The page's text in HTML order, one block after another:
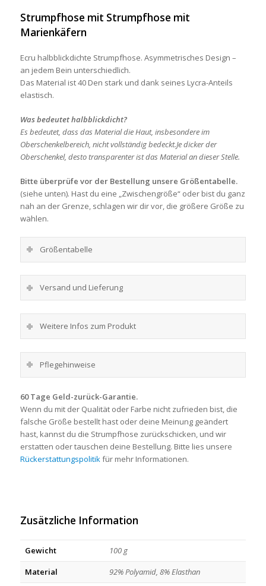
Strumpfhose mit Strumpfhose mit
Marienkäfern
Ecru halbblickdichte Strumpfhose. Asymmetrisches Design –
an jedem Bein unterschiedlich.
Das Material ist 40 Den stark und dank seines Lycra-Anteils
elastisch.
Was bedeutet halbblickdicht?
Es bedeutet, dass das Material die Haut, insbesondere im
Oberschenkelbereich, nicht vollständig bedeckt.Je dicker der
Oberschenkel, desto transparenter ist das Material an dieser Stelle.
Bitte überprüfe vor der Bestellung unsere Größentabelle.
(siehe unten). Hast du eine „Zwischengröße“ oder bist du ganz
nah an der Grenze, schlagen wir dir vor, die größere Größe zu
wählen.
Größentabelle
Versand und Lieferung
Weitere Infos zum Produkt
Pflegehinweise
60 Tage Geld-zurück-Garantie.
Wenn du mit der Qualität oder Farbe nicht zufrieden bist, die
falsche Größe bestellt hast oder deine Meinung geändert
hast, kannst du die Strumpfhose zurückschicken, und wir
erstatten oder tauschen deine Bestellung. Bitte lies unsere
Rückerstattungspolitikfür mehr Informationen.
Zusätzliche Information
Gewicht
100 g
Material
92% Polyamid, 8% Elasthan